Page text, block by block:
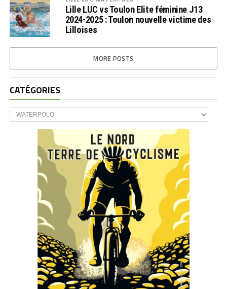
Lille LUC vs Toulon Elite féminine J13
2024-2025 : Toulon nouvelle victime des
Lilloises
MORE POSTS
CATÉGORIES
CATÉGORIES